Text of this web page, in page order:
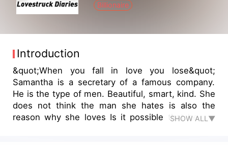
Billionaire
Introduction
&quot;When you fall in love you lose&quot;
Samantha is a secretary of a famous company.
He is the type of men. Beautiful, smart, kind. She
does not think the man she hates is also the
reason why she loves Is it possible that he will
SHOW ALL▼